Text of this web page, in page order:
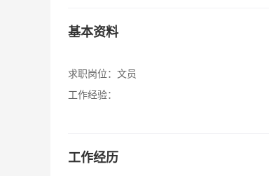
基本资料
求职岗位： 文员
工作经验：
工作经历